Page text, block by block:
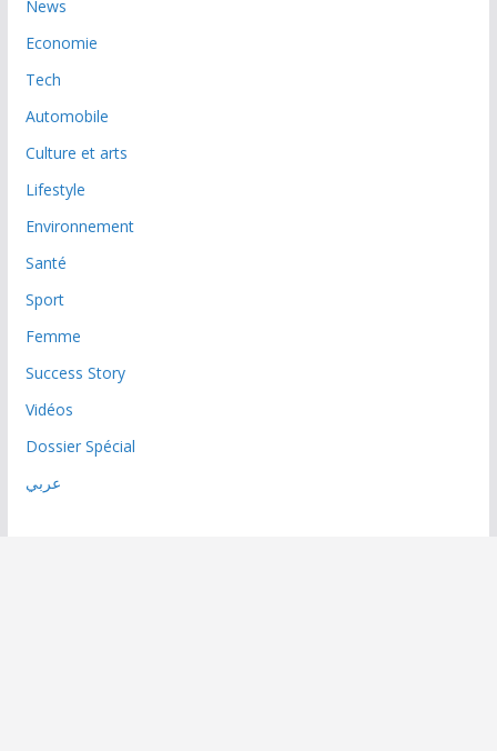
News
Economie
Tech
Automobile
Culture et arts
Lifestyle
Environnement
Santé
Sport
Femme
Success Story
Vidéos
Dossier Spécial
عربي